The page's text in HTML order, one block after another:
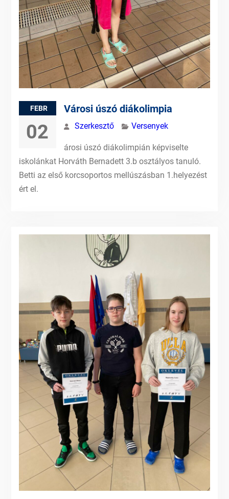
FEBR
02
Városi úszó diákolimpia
Szerkesztő Versenyek
árosi úszó diákolimpián képviselte
iskolánkat Horváth Bernadett 3.b osztályos tanuló.
Betti az első korcsoportos mellúszásban 1.helyezést
ért el.